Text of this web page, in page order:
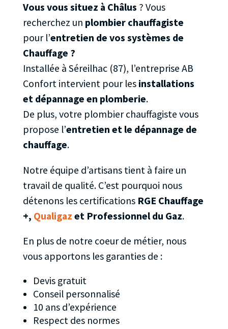
Vous vous situez à Châlus ? Vous
recherchez un plombier chauffagiste
pour l’entretien de vos systèmes de
Chauffage ?
Installée à Séreilhac (87), l’entreprise AB
Confort intervient pour les installations
et dépannage en plomberie.
De plus, votre plombier chauffagiste vous
propose l’entretien et le dépannage de
chauffage.
Notre équipe d’artisans tient à faire un
travail de qualité. C’est pourquoi nous
détenons les certifications RGE Chauffage
+, Qualigaz et Professionnel du Gaz.
En plus de notre coeur de métier, nous
vous apportons les garanties de :
Devis gratuit
Conseil personnalisé
10 ans d’expérience
Respect des normes